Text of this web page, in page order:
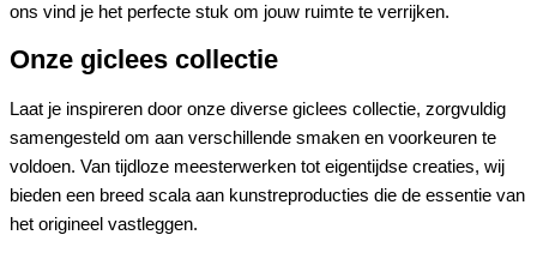
ons vind je het perfecte stuk om jouw ruimte te verrijken.
Onze giclees collectie
Laat je inspireren door onze diverse giclees collectie, zorgvuldig
samengesteld om aan verschillende smaken en voorkeuren te
voldoen. Van tijdloze meesterwerken tot eigentijdse creaties, wij
bieden een breed scala aan kunstreproducties die de essentie van
het origineel vastleggen.